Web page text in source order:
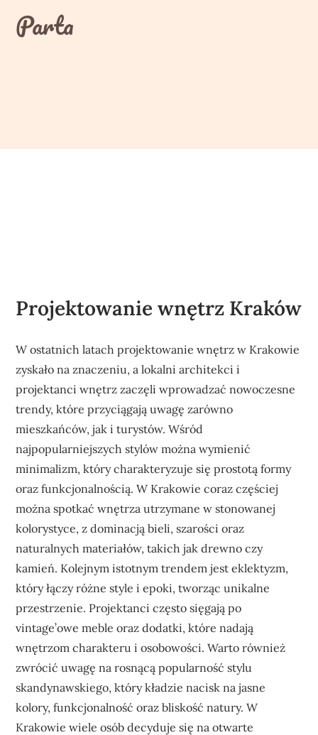
contentParta
Projektowanie wnętrz Kraków
W ostatnich latach projektowanie wnętrz w Krakowie
zyskało na znaczeniu, a lokalni architekci i
projektanci wnętrz zaczęli wprowadzać nowoczesne
trendy, które przyciągają uwagę zarówno
mieszkańców, jak i turystów. Wśród
najpopularniejszych stylów można wymienić
minimalizm, który charakteryzuje się prostotą formy
oraz funkcjonalnością. W Krakowie coraz częściej
można spotkać wnętrza utrzymane w stonowanej
kolorystyce, z dominacją bieli, szarości oraz
naturalnych materiałów, takich jak drewno czy
kamień. Kolejnym istotnym trendem jest eklektyzm,
który łączy różne style i epoki, tworząc unikalne
przestrzenie. Projektanci często sięgają po
vintage’owe meble oraz dodatki, które nadają
wnętrzom charakteru i osobowości. Warto również
zwrócić uwagę na rosnącą popularność stylu
skandynawskiego, który kładzie nacisk na jasne
kolory, funkcjonalność oraz bliskość natury. W
Krakowie wiele osób decyduje się na otwarte